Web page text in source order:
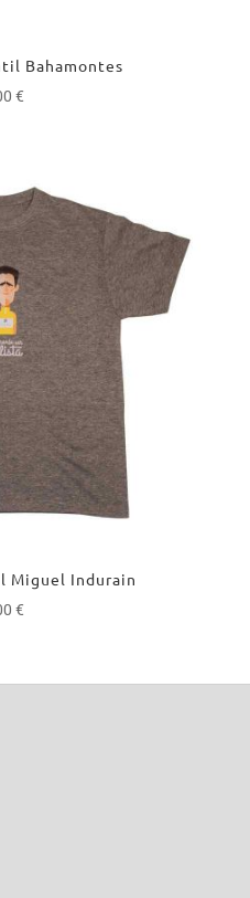
Bahamontes
€
Miguel Indurain
€